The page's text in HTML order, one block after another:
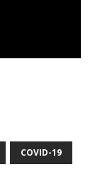
COVID-19